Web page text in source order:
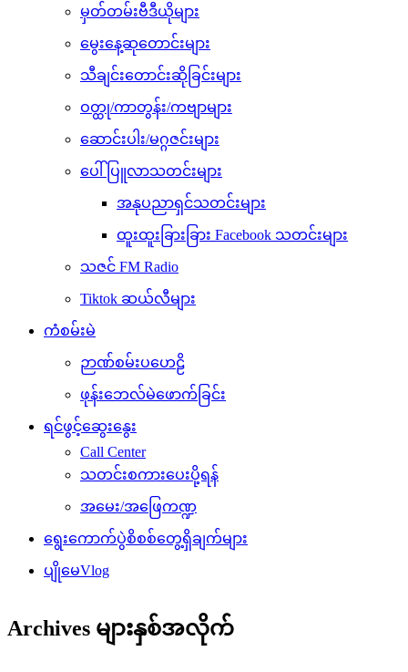
မှတ်တမ်းဗီဒီယိုများ
မွေးနေ့ဆုတောင်းများ
သီချင်းတောင်းဆိုခြင်းများ
ဝတ္ထု/ကာတွန်း/ကဗျာများ
ဆောင်းပါး/မဂ္ဂဇင်းများ
ပေါ်ပြူလာသတင်းများ
အနုပညာရှင်သတင်းများ
ထူးထူးခြားခြား Facebook သတင်းများ
သဇင် FM Radio
Tiktok ဆယ်လီများ
ကံစမ်းမဲ
ဉာဏ်စမ်းပဟေဠိ
ဖုန်းဘေလ်မဲဖောက်ခြင်း
ရင်ဖွင့်ဆွေးနွေး
Call Center
သတင်းစကားပေးပို့ရန်
အမေး/အဖြေကဏ္ဍ
ရွေးကောက်ပွဲစိစစ်တွေ့ရှိချက်များ
ပျိုမေVlog
Archives များနှစ်အလိုက်